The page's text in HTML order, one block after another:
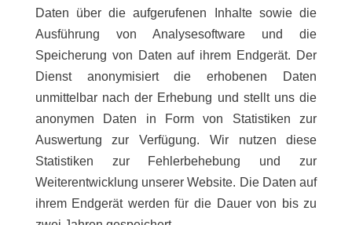
Daten über die aufgerufenen Inhalte sowie die
Ausführung von Analysesoftware und die
Speicherung von Daten auf ihrem Endgerät. Der
Dienst anonymisiert die erhobenen Daten
unmittelbar nach der Erhebung und stellt uns die
anonymen Daten in Form von Statistiken zur
Auswertung zur Verfügung. Wir nutzen diese
Statistiken zur Fehlerbehebung und zur
Weiterentwicklung unserer Website. Die Daten auf
ihrem Endgerät werden für die Dauer von bis zu